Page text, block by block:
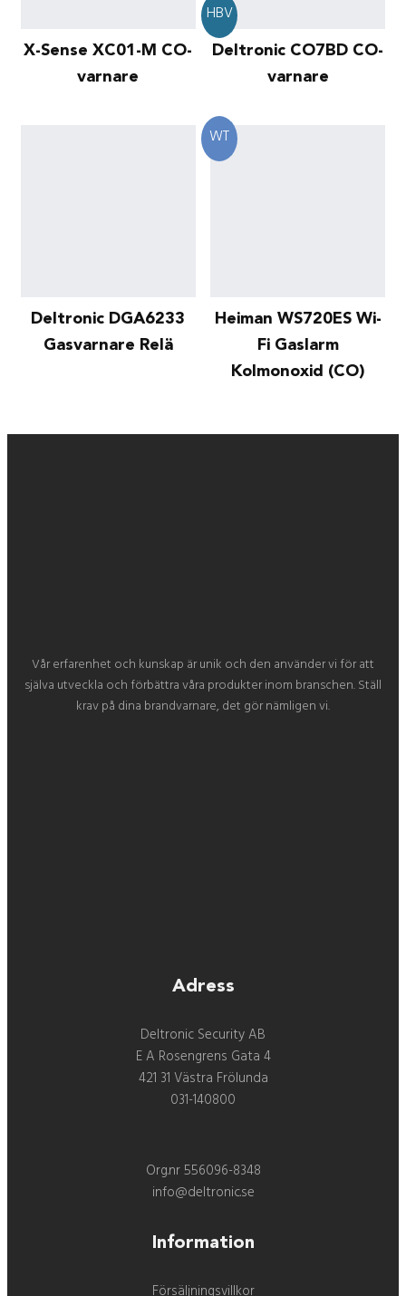
X-Sense XC01-M CO-
varnare
HBV
Deltronic CO7BD CO-
varnare
Deltronic DGA6233
Gasvarnare Relä
WT
Heiman WS720ES Wi-
Fi Gaslarm
Kolmonoxid (CO)
Vår erfarenhet och kunskap är unik och den använder vi för att
själva utveckla och förbättra våra produkter inom branschen. Ställ
krav på dina brandvarnare, det gör nämligen vi.
Adress
Deltronic Security AB
E A Rosengrens Gata 4
421 31 Västra Frölunda
031-140800
Org.nr 556096-8348
info@deltronic.se
Information